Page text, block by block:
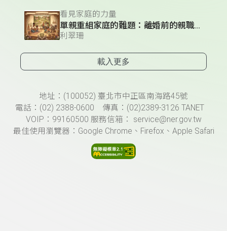
看見家庭的力量
單親重組家庭的難題：離婚前的親職教育
利翠珊
載入更多
頁尾資訊地址：(100052) 臺北市中正區南海路45號
電話：(02) 2388-0600 傳真：(02)2389-3126 TANET
VOIP：99160500 服務信箱： service@ner.gov.tw
最佳使用瀏覽器：Google Chrome、Firefox、Apple Safari